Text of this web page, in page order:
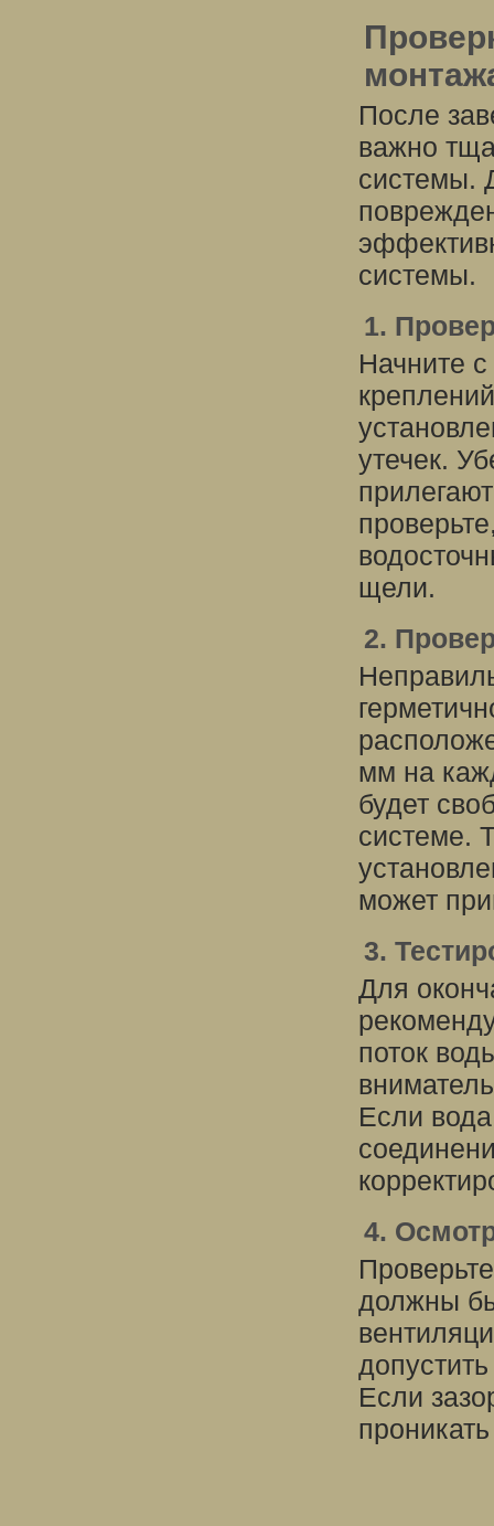
После
важно
системы.
системы.
1.
Начните
утечек.
щели.
2.
мм на
будет
системе.
может
3.
Для
поток
Если
4.
должны
Если